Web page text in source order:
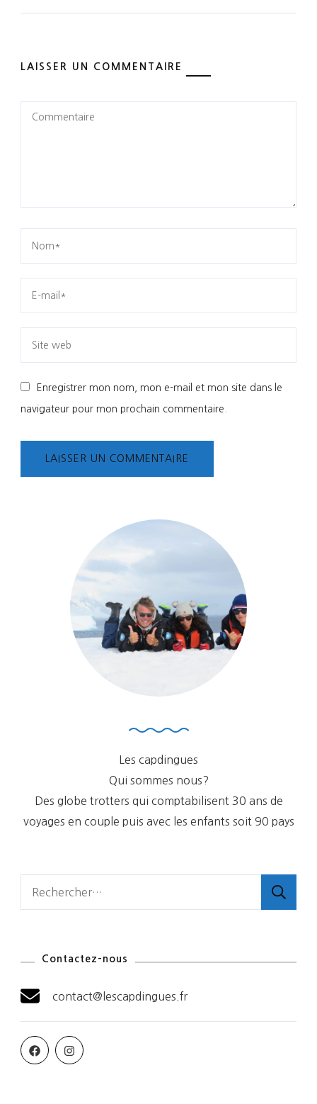
LAISSER UN COMMENTAIRE
Enregistrer mon nom, mon e-mail et mon site dans le
navigateur pour mon prochain commentaire.
Les capdingues
Qui sommes nous?
Des globe trotters qui comptabilisent 30 ans de
voyages en couple puis avec les enfants soit 90 pays
Contactez-nous
contact@lescapdingues.fr